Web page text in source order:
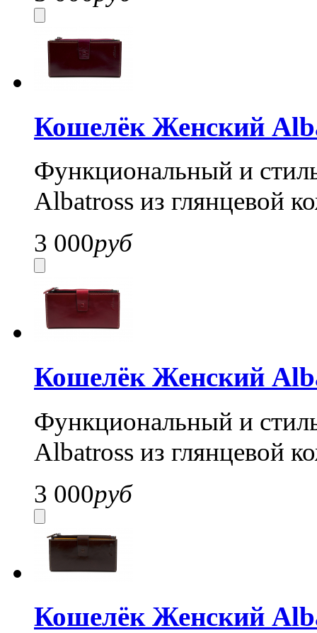
Кошелёк Женский
Функциональный и
Albatross из глянцевой
3 000руб
Кошелёк Женский
Функциональный и
Albatross из глянцевой
3 000руб
Кошелёк Женский